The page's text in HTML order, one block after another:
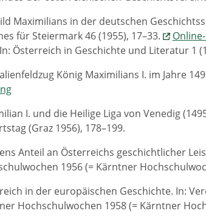
Maximilians in der deutschen
für Steiermark 46 (1955), 17–33.
Österreich in Geschichte und Literatur 1
König Maximilians I. im Jahre
I. und die Heilige Liga von Venedig
(Graz 1956), 178–199.
Anteil an Österreichs geschichtlicher
1956 (= Kärntner
in der europäischen Geschichte. In:
Hochschulwochen 1958 (= Kärntner